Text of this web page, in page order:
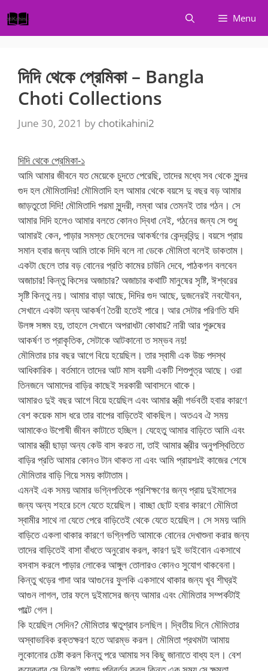
to
content
Menu
দিদি থেকে প্রেমিকা – Bangla
Choti Collections
June 30, 2021 by chotikahini2
দিদি থেকে প্রেমিকা-১
আমি আমার জীবনে যত মেয়েকে চুদতে পেরেছি, তাদের মধ্যে সব থেকে সুন্দর
গুদ হল মৌমিতাদির! মৌমিতাদি হল আমার থেকে বয়সে দু বছর বড় আমার
জাড়তুতো দিদি! মৌমিতাদি পরমা সুন্দরী, লম্বা আর তেমনই তার গঠন। সে
আমার দিদি হলেও আমার বলতে কোনও দ্বিধা নেই, গঠনের জন্য সে শুধু
আমারই কেন, পাড়ার সমস্ত ছেলেদের আকর্ষণের কেন্দ্রবিন্দু। বয়সে প্রায়
সমান হবার জন্য আমি তাকে দিদি বলে না ডেকে মৌমিতা বলেই ডাকতাম।
একটা ছেলে তার বড় বোনের প্রতি কামের চাউনি দেবে, পাঠকগন বলবেন
অজাচার! কিন্তু কিসের অজাচার? অজাচার কথাটি মানুষের সৃষ্টি, ঈশ্বরের
সৃষ্টি কিন্তু নয়। আমার বাড়া আছে, দিদির গুদ আছে, দুজনেরই নবযৌবন,
সেখানে একটা অন্য আকর্ষণ তৈরী হতেই পারে। আর সেটার পরিণতি যদি
উলঙ্গ সঙ্গম হয়, তাহলে সেখানে অপরাধটা কোথায়? নারী আর পুরুষের
আকর্ষণ ত প্রাকৃতিক, সেটাকে আটকানো ত সম্ভব নয়!
মৌমিতার চার বছর আগে বিয়ে হয়েছিল। তার স্বামী এক উচ্চ পদস্থ
আধিকারিক। বর্তমানে তাদের আট মাস বয়সী একটি শিশুপুত্র আছে। ওরা
তিনজনে আমাদের বাড়ির কাছেই সরকারী আবাসনে থাকে।
আমারও দুই বছর আগে বিয়ে হয়েছিল এবং আমার স্ত্রী গর্ভবতী হবার কারণে
বেশ কয়েক মাস ধরে তার বাপের বাড়িতেই থাকছিল। অতএব ঐ সময়
আমাকেও উপোষী জীবন কাটাতে হচ্ছিল। যেহেতু আমার বাড়িতে আমি এবং
আমার স্ত্রী ছাড়া অন্য কেউ বাস করত না, তাই আমার স্ত্রীর অনুপস্থিতিতে
বাড়ির প্রতি আমার কোনও টান থাকত না এবং আমি প্রায়শঃই কাজের শেষে
মৌমিতার বাড়ি গিয়ে সময় কাটাতাম।
এমনই এক সময় আমার ভগ্নিপতিকে প্রশিক্ষণের জন্য প্রায় দুইমাসের
জন্য অন্য শহরে চলে যেতে হয়েছিল। বাচ্ছা ছোট হবার কারণে মৌমিতা
স্বামীর সাথে না যেতে পেরে বাড়িতেই থেকে যেতে হয়েছিল। সে সময় আমি
বাড়িতে একলা থাকার কারণে ভগ্নিপতি আমাকে বোনের দেখাশুনা করার জন্য
তাদের বাড়িতেই বাসা বাঁধতে অনুরোধ করল, কারণ দুই ভাইবোন একসাথে
বসবাস করলে পাড়ার লোকের আঙ্গুল তোলারও কোনও সুযোগ থাকবেনা।
কিন্তু খড়ের গাদা আর আগুনের ফুলকি একসাথে থাকার জন্য খূব শীঘ্রই
আগুন লাগল, তার ফলে দুইমাসের জন্য আমার এবং মৌমিতার সম্পর্কটাই
পাল্টে গেল।
কি হয়েছিল সেদিন? মৌমিতার ঋতুশ্রাব চলছিল। দ্বিতীয় দিনে মৌমিতার
অস্বাভাবিক রক্তক্ষরণ হতে আরম্ভ করল। মৌমিতা প্রথমটা আমায়
লুকোনোর চেষ্টা করল কিন্তু পরে আমায় সব কিছু জানাতে বাধ্য হল। বেশ